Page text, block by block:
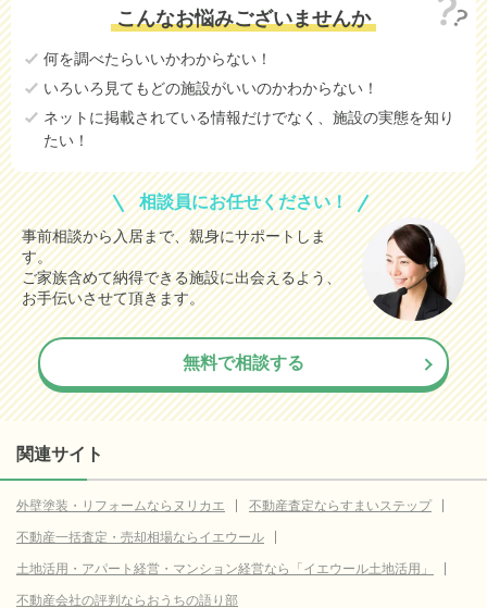
こんなお悩みございませんか
何を調べたらいいかわからない！
いろいろ見てもどの施設がいいのかわからない！
ネットに掲載されている情報だけでなく、施設の実態を知り
たい！
相談員にお任せください！
事前相談から入居まで、親身にサポートしま
す。
ご家族含めて納得できる施設に出会えるよう、
お手伝いさせて頂きます。
無料で相談する
関連サイト
外壁塗装・リフォームならヌリカエ
不動産査定ならすまいステップ
不動産一括査定・売却相場ならイエウール
土地活用・アパート経営・マンション経営なら「イエウール土地活用」
不動産会社の評判ならおうちの語り部